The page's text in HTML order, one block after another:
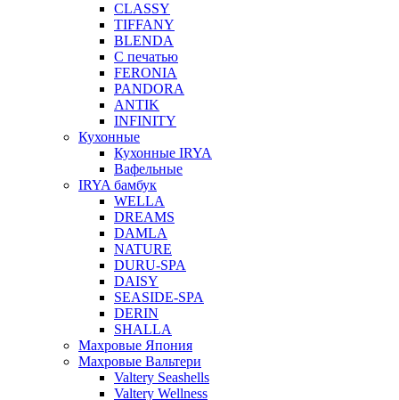
CLASSY
TIFFANY
BLENDA
С печатью
FERONIA
PANDORA
ANTIK
INFINITY
Кухонные
Кухонные IRYA
Вафельные
IRYA бамбук
WELLA
DREAMS
DAMLA
NATURE
DURU-SPA
DAISY
SEASIDE-SPA
DERIN
SHALLA
Махровые Япония
Махровые Вальтери
Valtery Seashells
Valtery Wellness